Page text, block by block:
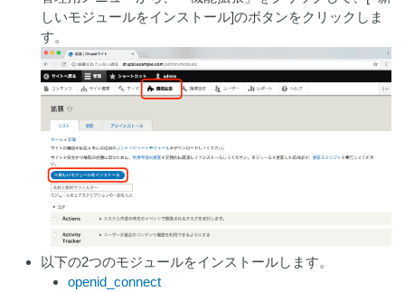
しいモジュールをインストール]のボタンをクリックしま
す。
以下の2つのモジュールをインストールします。
openid_connect